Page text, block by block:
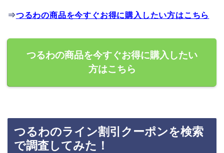
⇒つるわの商品を今すぐお得に購入したい方はこちら
つるわの商品を今すぐお得に購入したい
方はこちら
つるわのライン割引クーポンを検索
で調査してみた！